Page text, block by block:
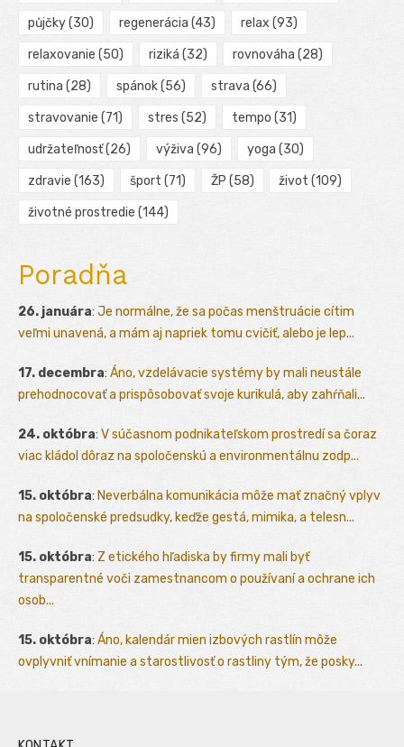
půjčky(30) regenerácia (43) relax (93)
relaxovanie (50) riziká (32) rovnováha (28)
rutina (28) spánok(56) strava (66)
stravovanie (71) stres (52) tempo (31)
udržateľnosť(26) výživa (96) yoga (30)
zdravie (163) šport (71) ŽP (58) život (109)
životné prostredie (144)
Poradňa
26. januára: Je normálne, že sa počas menštruácie cítim
veľmi unavená, a mám aj napriek tomu cvičiť, alebo je lep...
17. decembra: Áno, vzdelávacie systémy by mali neustále
prehodnocovať a prispôsobovať svoje kurikulá, aby zahŕňali...
24. októbra: V súčasnom podnikateľskom prostredí sa čoraz
viac kládol dôraz na spoločenskú a environmentálnu zodp...
15. októbra: Neverbálna komunikácia môže mať značný vplyv
na spoločenské predsudky, keďže gestá, mimika, a telesn...
15. októbra: Z etického hľadiska by firmy mali byť
transparentné voči zamestnancom o používaní a ochrane ich
osob...
15. októbra: Áno, kalendár mien izbových rastlín môže
ovplyvniť vnímanie a starostlivosť o rastliny tým, že posky...